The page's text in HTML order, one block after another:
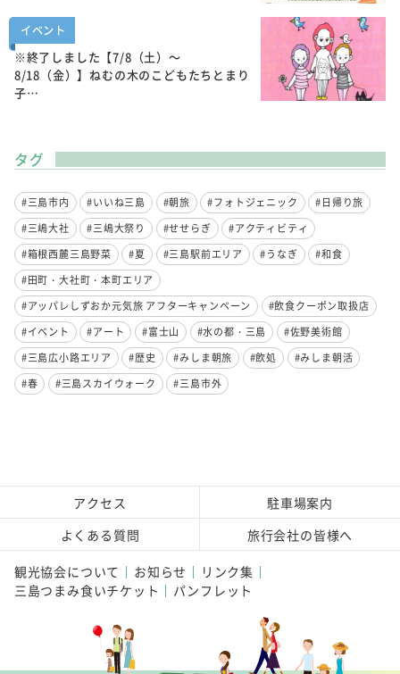
イベント
※終了しました【7/8（土）～
8/18（金）】ねむの木のこどもたちとまり
子…
タグ
#三島市内 #いいね三島 #朝旅 #フォトジェニック
#日帰り旅
#三嶋大社
#三嶋大祭り #せせらぎ
#アクティビティ
#箱根西麓三島野菜
#夏 #三島駅前エリア #うなぎ
#和食
#田町・大社町・本町エリア
#アッパレしずおか元気旅 アフターキャンペーン
#飲食クーポン取扱店
#イベント
#アート #富士山 #水の都・三島
#佐野美術館
#三島広小路エリア
#歴史 #みしま朝旅 #飲処
#みしま朝活
#春
#三島スカイウォーク #三島市外
アクセス
駐車場案内
よくある質問
旅行会社の皆様へ
観光協会について お知らせ
リンク集
三島つまみ食いチケット
パンフレット